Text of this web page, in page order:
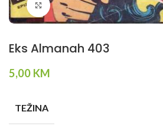
Klikni da povečaš
Eks Almanah 403
5,00 KM
TEŽINA